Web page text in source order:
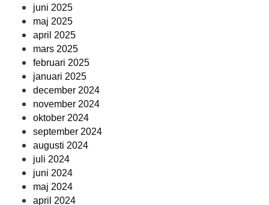
juni 2025
maj 2025
april 2025
mars 2025
februari 2025
januari 2025
december 2024
november 2024
oktober 2024
september 2024
augusti 2024
juli 2024
juni 2024
maj 2024
april 2024